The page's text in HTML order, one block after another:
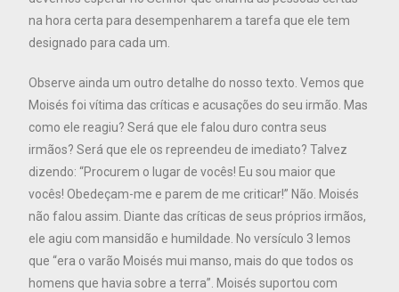
na hora certa para desempenharem a tarefa que ele tem
designado para cada um.
Observe ainda um outro detalhe do nosso texto. Vemos que
Moisés foi vítima das críticas e acusações do seu irmão. Mas
como ele reagiu? Será que ele falou duro contra seus
irmãos? Será que ele os repreendeu de imediato? Talvez
dizendo: “Procurem o lugar de vocês! Eu sou maior que
vocês! Obedeçam-me e parem de me criticar!” Não. Moisés
não falou assim. Diante das críticas de seus próprios irmãos,
ele agiu com mansidão e humildade. No versículo 3 lemos
que “era o varão Moisés mui manso, mais do que todos os
homens que havia sobre a terra”. Moisés suportou com